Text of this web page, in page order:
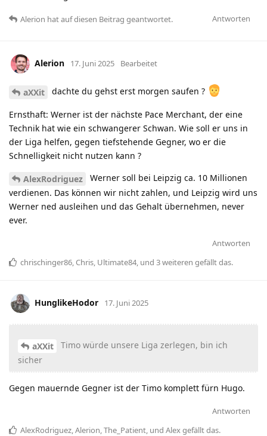
Antworten
Alerion hatauf diesen Beitrag geantwortet.
Alerion 17. Juni 2025 Bearbeitet
aXXit dachte du gehst erst morgen saufen ?
Ernsthaft: Werner ist der nächste Pace Merchant, der eine
Technik hat wie ein schwangerer Schwan. Wie soll er uns in
der Liga helfen, gegen tiefstehende Gegner, wo er die
Schnelligkeit nicht nutzen kann ?
AlexRodriguez
Werner soll bei Leipzig ca. 10 Millionen
verdienen. Das können wir nicht zahlen, und Leipzig wird uns
Werner ned ausleihen und das Gehalt übernehmen, never
ever.
Antworten
chrischinger86, Chris, Ultimate84, und 3weiteren gefällt das.
HunglikeHodor 17. Juni 2025
aXXit
Timo würde unsere Liga zerlegen, bin ich
sicher
Gegen mauernde Gegner ist der Timo komplett fürn Hugo.
Antworten
AlexRodriguez Alerion The_Patient , und Alex gefällt das.